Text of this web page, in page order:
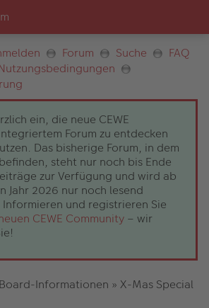
Forum Suche
FAQ
ein, die neue CEWE
Forum zu entdecken
Das bisherige Forum, in dem
steht nur noch bis Ende
zur Verfügung und wird ab
Jahr 2026 nur noch lesend
und registrieren Sie
CEWE Community – wir
Board-Informationen » X-Mas Special